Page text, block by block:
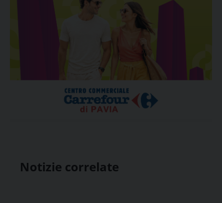
Notizie correlate